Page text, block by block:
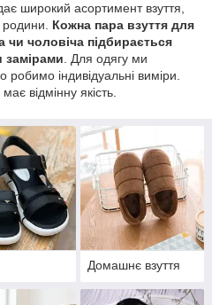
широкий асортимент взуття,
родини. Кожна пара взуття для
чи чоловіча підбирається
замірами . Для одягу ми
робимо індивідуальні виміри.
відмінну якість.
Домашнє взуття